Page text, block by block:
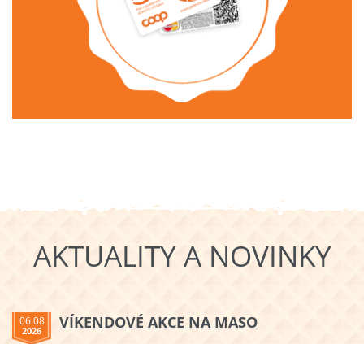
AKTUALITY A NOVINKY
06.08
2026 VÍKENDOVÉ AKCE NA MASO